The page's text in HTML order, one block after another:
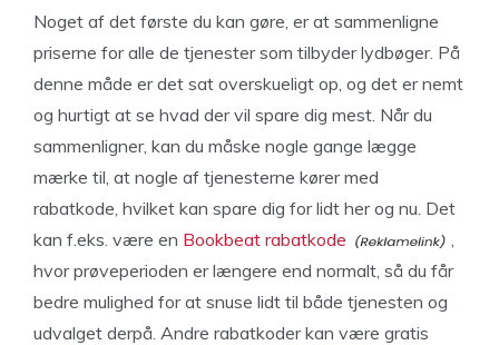
Noget af det første du kan gøre, er at sammenligne
priserne for alle de tjenester som tilbyder lydbøger. På
denne måde er det sat overskueligt op, og det er nemt
og hurtigt at se hvad der vil spare dig mest. Når du
sammenligner, kan du måske nogle gange lægge
mærke til, at nogle af tjenesterne kører med
rabatkode, hvilket kan spare dig for lidt her og nu. Det
kan f.eks. være en Bookbeat rabatkode
,
hvor prøveperioden er længere end normalt, så du får
bedre mulighed for at snuse lidt til både tjenesten og
udvalget derpå. Andre rabatkoder kan være gratis